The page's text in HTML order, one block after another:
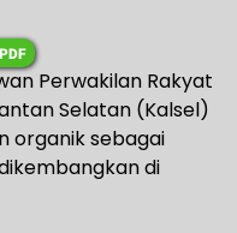
Perwakilan Rakyat
Selatan (Kalsel)
organik sebagai
di